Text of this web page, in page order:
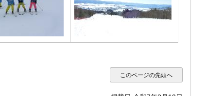
このページの先頭へ